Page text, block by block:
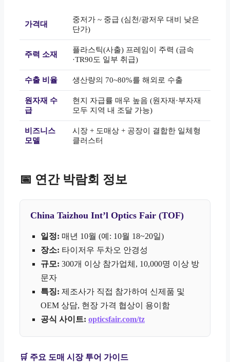
가격대
중저가 ~ 중급 (심천/광저우 대비 낮은
단가)
주력 소재
플라스틱(사출) 프레임이 주력 (금속
·TR90도 일부 취급)
수출 비율 생산량의 70~80%를 해외로 수출
원자재 수
급
현지 자급률 매우 높음 (원자재·부자재
모두 지역 내 조달 가능)
비즈니스
모델
시장 + 도매상 + 공장이 결합한 일체형
클러스터
📅 연간 박람회 정보
China Taizhou Int’l Optics Fair (TOF)
일정: 매년 10월 (예: 10월 18~20일)
장소: 타이저우 두차오 안경성
규모: 300개 이상 참가업체, 10,000명 이상 방
문자
특징: 제조사가 직접 참가하여 신제품 및
OEM 상담, 현장 가격 협상이 용이함
공식 사이트: opticsfair.com/tz
🛒 주요 도매 시장 투어 가이드